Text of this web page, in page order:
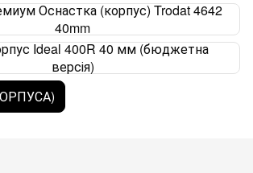
Оснастка (корпус) Trodat 4642
40mm
Ideal 400R 40 мм (бюджетна
версія)